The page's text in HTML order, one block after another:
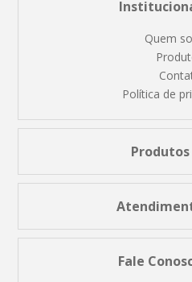
Quem
Política de
Produtos
Fale